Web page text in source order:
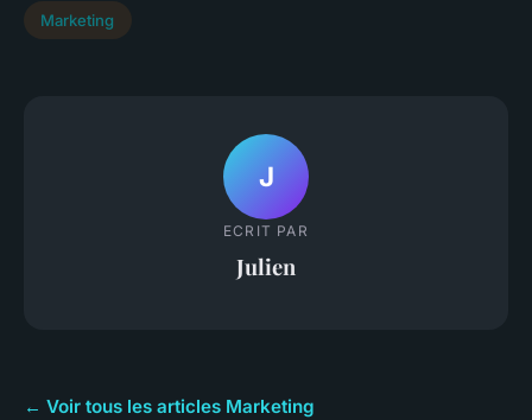
Marketing
J
ECRIT PAR
Julien
← Voir tous les articles Marketing